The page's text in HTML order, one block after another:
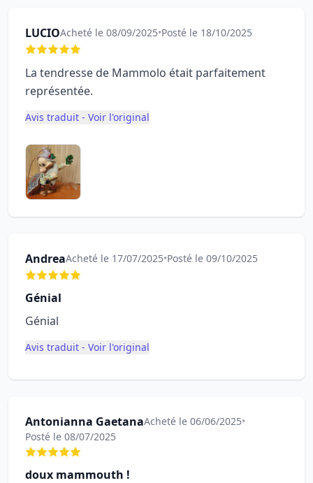
LUCIOAcheté le 08/09/2025•Posté le 18/10/2025
La tendresse de Mammolo était parfaitement
représentée.
Avis traduit - Voir l'original
AndreaAcheté le 17/07/2025•Posté le 09/10/2025
Génial
Génial
Avis traduit - Voir l'original
Antonianna GaetanaAcheté le 06/06/2025•
Posté le 08/07/2025
doux mammouth !